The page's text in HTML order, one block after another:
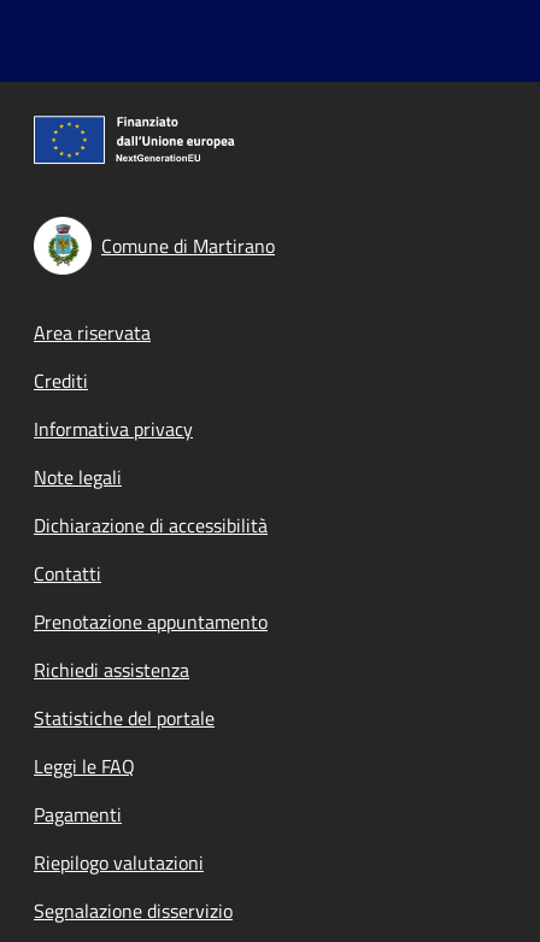
Comune di Martirano
Footer menu
Area riservata
Crediti
Informativa privacy
Note legali
Dichiarazione di accessibilità
Contatti
Prenotazione appuntamento
Richiedi assistenza
Statistiche del portale
Leggi le FAQ
Pagamenti
Riepilogo valutazioni
Segnalazione disservizio